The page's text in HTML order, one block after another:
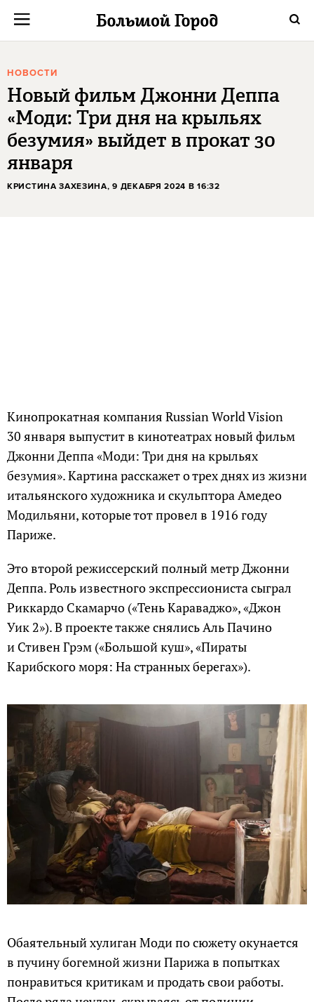
НОВОСТИ
Новый фильм Джонни Деппа
«Моди: Три дня на крыльях
безумия» выйдет в прокат 30
января
КРИСТИНА ЗАХЕЗИНА, 9 ДЕКАБРЯ 2024 В 16:32
Кинопрокатная компания Russian World Vision
30 января выпустит в кинотеатрах новый фильм
Джонни Деппа «Моди: Три дня на крыльях
безумия». Картина расскажет о трех днях из жизни
итальянского художника и скульптора Амедео
Модильяни, которые тот провел в 1916 году
Париже.
Это второй режиссерский полный метр Джонни
Деппа. Роль известного экспрессиониста сыграл
Риккардо Скамарчо («Тень Караваджо», «Джон
Уик 2»). В проекте также снялись Аль Пачино
и Стивен Грэм («Большой куш», «Пираты
Карибского моря: На странных берегах»).
Обаятельный хулиган Моди по сюжету окунается
в пучину богемной жизни Парижа в попытках
понравиться критикам и продать свои работы.